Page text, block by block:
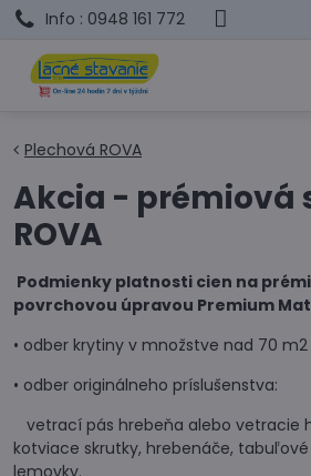
Info : 0948 161 772
Plechová ROVA
Akcia - prémiová
ROVA
Podmienky platnosti cien na
povrchovou úpravou Premium
• odber krytiny v množstve nad 70 m2
• odber originálneho príslušenstva:
vetrací pás hrebeňa alebo vetracie
kotviace skrutky, hrebenáče,
lemovky.